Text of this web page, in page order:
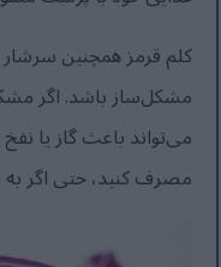
کلم قرمز همچنین
مشکل‌ساز باشد. اگر
می‌تواند باعث گاز یا
مصرف کنید، حتی اگر